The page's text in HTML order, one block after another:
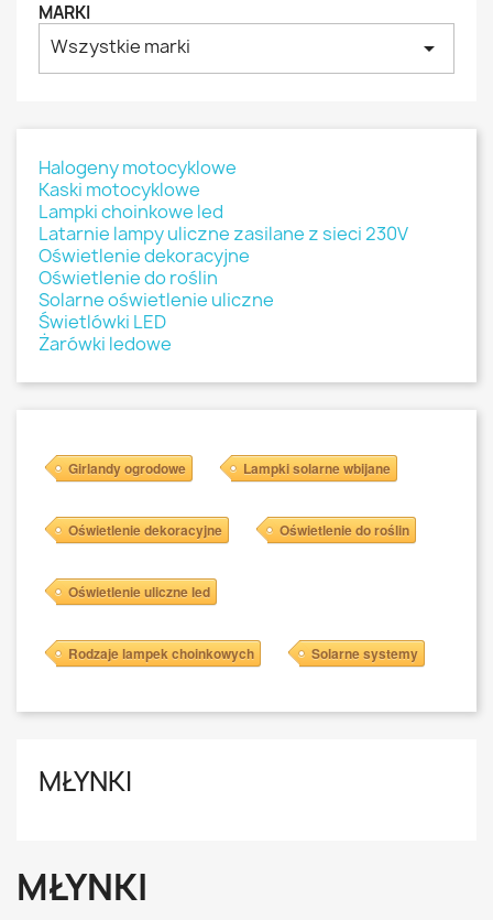
MARKI
Wszystkie marki arrow_drop_down
Halogeny motocyklowe
Kaski motocyklowe
Lampki choinkowe led
Latarnie lampy uliczne zasilane z sieci 230V
Oświetlenie dekoracyjne
Oświetlenie do roślin
Solarne oświetlenie uliczne
Świetlówki LED
Żarówki ledowe
Girlandy ogrodowe Lampki solarne wbijane
Oświetlenie dekoracyjne Oświetlenie do roślin
Oświetlenie uliczne led
Rodzaje lampek choinkowych Solarne systemy
MŁYNKI
MŁYNKI